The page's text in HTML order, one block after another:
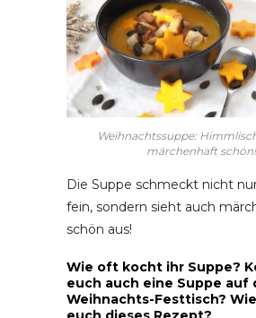
Weihnachtssuppe:
märchenhaft schön!
Die Suppe schmeckt nicht
fein, sondern sieht auch
schön aus!
Wie oft kocht ihr Suppe?
euch auch eine Suppe auf
Weihnachts-Festtisch?